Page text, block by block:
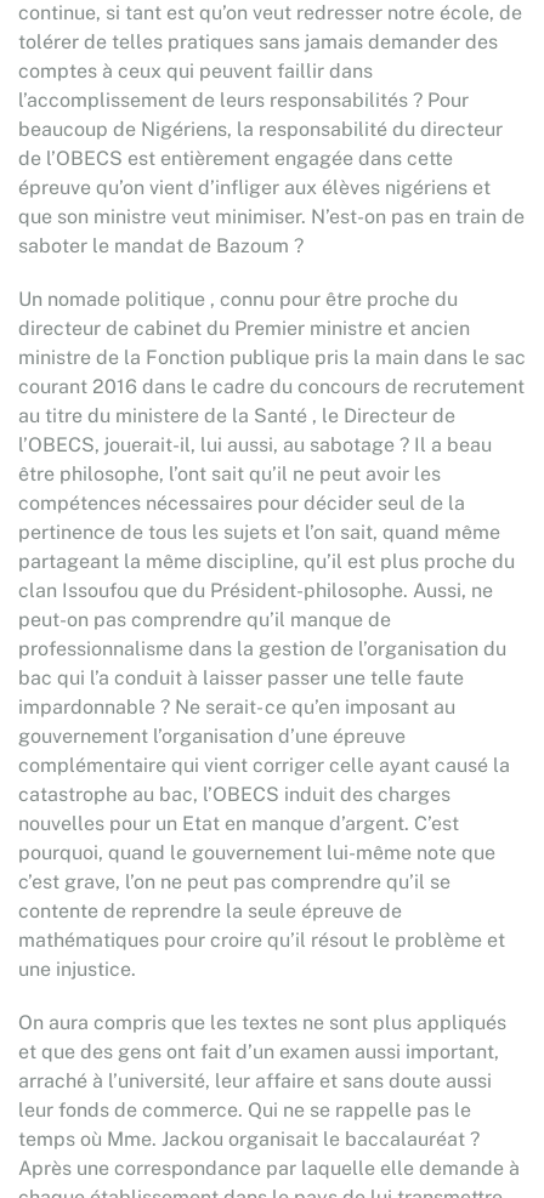
continue, si tant est qu’on veut redresser notre école, de
tolérer de telles pratiques sans jamais demander des
comptes à ceux qui peuvent faillir dans
l’accomplissement de leurs responsabilités ? Pour
beaucoup de Nigériens, la responsabilité du directeur
de l’OBECS est entièrement engagée dans cette
épreuve qu’on vient d’infliger aux élèves nigériens et
que son ministre veut minimiser. N’est-on pas en train de
saboter le mandat de Bazoum ?
Un nomade politique , connu pour être proche du
directeur de cabinet du Premier ministre et ancien
ministre de la Fonction publique pris la main dans le sac
courant 2016 dans le cadre du concours de recrutement
au titre du ministere de la Santé , le Directeur de
l’OBECS, jouerait-il, lui aussi, au sabotage ? Il a beau
être philosophe, l’ont sait qu’il ne peut avoir les
compétences nécessaires pour décider seul de la
pertinence de tous les sujets et l’on sait, quand même
partageant la même discipline, qu’il est plus proche du
clan Issoufou que du Président-philosophe. Aussi, ne
peut-on pas comprendre qu’il manque de
professionnalisme dans la gestion de l’organisation du
bac qui l’a conduit à laisser passer une telle faute
impardonnable ? Ne serait- ce qu’en imposant au
gouvernement l’organisation d’une épreuve
complémentaire qui vient corriger celle ayant causé la
catastrophe au bac, l’OBECS induit des charges
nouvelles pour un Etat en manque d’argent. C’est
pourquoi, quand le gouvernement lui-même note que
c’est grave, l’on ne peut pas comprendre qu’il se
contente de reprendre la seule épreuve de
mathématiques pour croire qu’il résout le problème et
une injustice.
On aura compris que les textes ne sont plus appliqués
et que des gens ont fait d’un examen aussi important,
arraché à l’université, leur affaire et sans doute aussi
leur fonds de commerce. Qui ne se rappelle pas le
temps où Mme. Jackou organisait le baccalauréat ?
Après une correspondance par laquelle elle demande à